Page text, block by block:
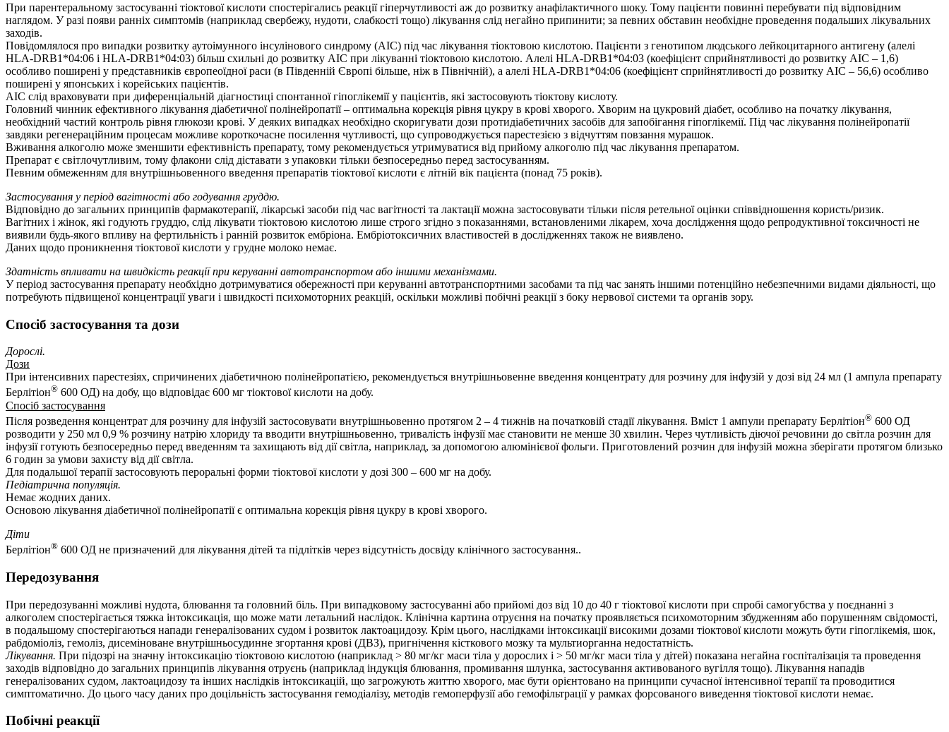
При парентеральному застосуванні тіоктової кислоти спостерігались реакції гіперчутливості аж до розвитку анафілактичного шоку. Тому пацієнти повинні перебувати під відповідним
наглядом. У разі появи ранніх симптомів (наприклад свербежу, нудоти, слабкості тощо) лікування слід негайно припинити; за певних обставин необхідне проведення подальших лікувальних
заходів.
Повідомлялося про випадки розвитку аутоімунного інсулінового синдрому (АІС) під час лікування тіоктовою кислотою. Пацієнти з генотипом людського лейкоцитарного антигену (алелі
HLA-DRB1*04:06 і HLA-DRB1*04:03) більш схильні до розвитку АІС при лікуванні тіоктовою кислотою. Алелі HLA-DRB1*04:03 (коефіцієнт сприйнятливості до розвитку АІС – 1,6)
особливо поширені у представників європеоїдної раси (в Південній Європі більше, ніж в Північній), а алелі HLA-DRB1*04:06 (коефіцієнт сприйнятливості до розвитку АІС – 56,6) особливо
поширені у японських і корейських пацієнтів.
АІС слід враховувати при диференціальній діагностиці спонтанної гіпоглікемії у пацієнтів, які застосовують тіоктову кислоту.
Головний чинник ефективного лікування діабетичної полінейропатії – оптимальна корекція рівня цукру в крові хворого. Хворим на цукровий діабет, особливо на початку лікування,
необхідний частий контроль рівня глюкози крові. У деяких випадках необхідно скоригувати дози протидіабетичних засобів для запобігання гіпоглікемії. Під час лікування полінейропатії
завдяки регенераційним процесам можливе короткочасне посилення чутливості, що супроводжується парестезією з відчуттям повзання мурашок.
Вживання алкоголю може зменшити ефективність препарату, тому рекомендується утримуватися від прийому алкоголю під час лікування препаратом.
Препарат є світлочутливим, тому флакони слід діставати з упаковки тільки безпосередньо перед застосуванням.
Певним обмеженням для внутрішньовенного введення препаратів тіоктової кислоти є літній вік пацієнта (понад 75 років).
Застосування у період вагітності або годування груддю.
Відповідно до загальних принципів фармакотерапії, лікарські засоби під час вагітності та лактації можна застосовувати тільки після ретельної оцінки співвідношення користь/ризик.
Вагітних і жінок, які годують груддю, слід лікувати тіоктовою кислотою лише строго згідно з показаннями, встановленими лікарем, хоча дослідження щодо репродуктивної токсичності не
виявили будь-якого впливу на фертильність і ранній розвиток ембріона. Ембріотоксичних властивостей в дослідженнях також не виявлено.
Даних щодо проникнення тіоктової кислоти у грудне молоко немає.
Здатність впливати на швидкість реакції при керуванні автотранспортом або іншими механізмами.
У період застосування препарату необхідно дотримуватися обережності при керуванні автотранспортними засобами та під час занять іншими потенційно небезпечними видами діяльності, що
потребують підвищеної концентрації уваги і швидкості психомоторних реакцій, оскільки можливі побічні реакції з боку нервової системи та органів зору.
Спосіб застосування та дози
Дорослі.
Дози
При інтенсивних парестезіях, спричинених діабетичною полінейропатією, рекомендується внутрішньовенне введення концентрату для розчину для інфузій у дозі від 24 мл (1 ампула препарату
Берлітіон® 600 ОД) на добу, що відповідає 600 мг тіоктової кислоти на добу.
Спосіб застосування
Після розведення концентрат для розчину для інфузій застосовувати внутрішньовенно протягом 2 – 4 тижнів на початковій стадії лікування. Вміст 1 ампули препарату Берлітіон® 600 ОД
розводити у 250 мл 0,9 % розчину натрію хлориду та вводити внутрішньовенно, тривалість інфузії має становити не менше 30 хвилин. Через чутливість діючої речовини до світла розчин для
інфузії готують безпосередньо перед введенням та захищають від дії світла, наприклад, за допомогою алюмінієвої фольги. Приготовлений розчин для інфузій можна зберігати протягом близько
6 годин за умови захисту від дії світла.
Для подальшої терапії застосовують пероральні форми тіоктової кислоти у дозі 300 – 600 мг на добу.
Педіатрична популяція.
Немає жодних даних.
Основою лікування діабетичної полінейропатії є оптимальна корекція рівня цукру в крові хворого.
Діти
Берлітіон® 600 ОД не призначений для лікування дітей та підлітків через відсутність досвіду клінічного застосування..
Передозування
При передозуванні можливі нудота, блювання та головний біль. При випадковому застосуванні або прийомі доз від 10 до 40 г тіоктової кислоти при спробі самогубства у поєднанні з
алкоголем спостерігається тяжка інтоксикація, що може мати летальний наслідок. Клінічна картина отруєння на початку проявляється психомоторним збудженням або порушенням свідомості,
в подальшому спостерігаються напади генералізованих судом і розвиток лактоацидозу. Крім цього, наслідками інтоксикації високими дозами тіоктової кислоти можуть бути гіпоглікемія, шок,
рабдоміоліз, гемоліз, дисеміноване внутрішньосудинне згортання крові (ДВЗ), пригнічення кісткового мозку та мультиорганна недостатність.
Лікування. При підозрі на значну інтоксикацію тіоктовою кислотою (наприклад > 80 мг/кг маси тіла у дорослих і > 50 мг/кг маси тіла у дітей) показана негайна госпіталізація та проведення
заходів відповідно до загальних принципів лікування отруєнь (наприклад індукція блювання, промивання шлунка, застосування активованого вугілля тощо). Лікування нападів
генералізованих судом, лактоацидозу та інших наслідків інтоксикацій, що загрожують життю хворого, має бути орієнтовано на принципи сучасної інтенсивної терапії та проводитися
симптоматично. До цього часу даних про доцільність застосування гемодіалізу, методів гемоперфузії або гемофільтрації у рамках форсованого виведення тіоктової кислоти немає.
Побічні реакції